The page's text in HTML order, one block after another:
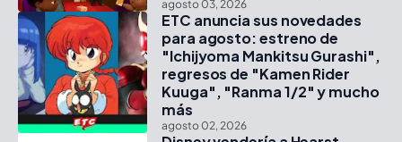
agosto 03, 2026
ETC anuncia sus novedades
para agosto: estreno de
"Ichijyoma Mankitsu Gurashi",
regresos de "Kamen Rider
Kuuga", "Ranma 1/2" y mucho
más
agosto 02, 2026